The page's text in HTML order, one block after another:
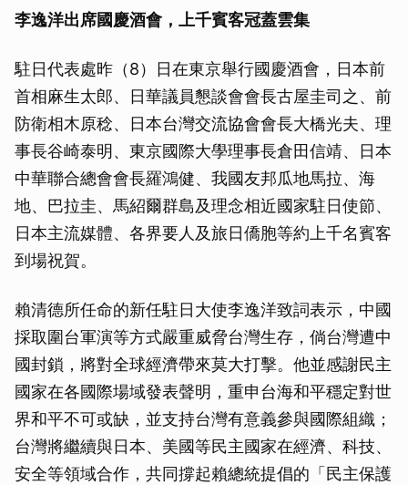
李逸洋出席國慶酒會，上千賓客冠蓋雲集
駐日代表處昨（8）日在東京舉行國慶酒會，日本前
首相麻生太郎、日華議員懇談會會長古屋圭司之、前
防衛相木原稔、日本台灣交流協會會長大橋光夫、理
事長谷崎泰明、東京國際大學理事長倉田信靖、日本
中華聯合總會會長羅鴻健、我國友邦瓜地馬拉、海
地、巴拉圭、馬紹爾群島及理念相近國家駐日使節、
日本主流媒體、各界要人及旅日僑胞等約上千名賓客
到場祝賀。
賴清德所任命的新任駐日大使李逸洋致詞表示，中國
採取圍台軍演等方式嚴重威脅台灣生存，倘台灣遭中
國封鎖，將對全球經濟帶來莫大打擊。他並感謝民主
國家在各國際場域發表聲明，重申台海和平穩定對世
界和平不可或缺，並支持台灣有意義參與國際組織；
台灣將繼續與日本、美國等民主國家在經濟、科技、
安全等領域合作，共同撐起賴總統提倡的「民主保護